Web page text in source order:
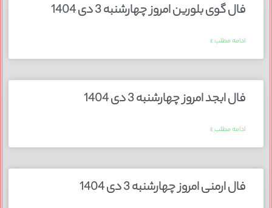
فال گوی بلورین امروز چهارشنبه 3 دی 1404
ادامه مطلب »
فال ابجد امروز چهارشنبه 3 دی 1404
ادامه مطلب »
فال ارمنی امروز چهارشنبه 3 دی 1404